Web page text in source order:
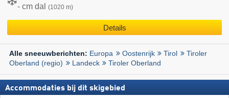
- cm dal (1020 m)
Details
Alle sneeuwberichten: Europa Oostenrijk Tirol
Tiroler
Oberland (regio)
Landeck Tiroler Oberland
Accommodaties bij dit skigebied